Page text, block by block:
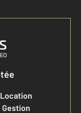
Location
Gestion